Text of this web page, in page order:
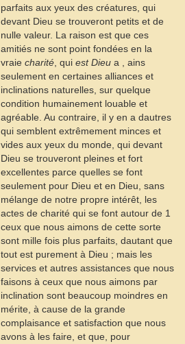
parfaits aux yeux des créatures, qui
devant Dieu se trouveront petits et de
nulle valeur. La raison est que ces
amitiés ne sont point fondées en la
vraie charité , qui est Dieu a , ains
seulement en certaines alliances et
inclinations naturelles, sur quelque
condition humainement louable et
agréable. Au contraire, il y en a dautres
qui semblent extrêmement minces et
vides aux yeux du monde, qui devant
Dieu se trouveront pleines et fort
excellentes parce quelles se font
seulement pour Dieu et en Dieu, sans
mélange de notre propre intérêt, les
actes de charité qui se font autour de 1
ceux que nous aimons de cette sorte
sont mille fois plus parfaits, dautant que
tout est purement à Dieu ; mais les
services et autres assistances que nous
faisons à ceux que nous aimons par
inclination sont beaucoup moindres en
mérite, à cause de la grande
complaisance et satisfaction que nous
avons à les faire, et que, pour